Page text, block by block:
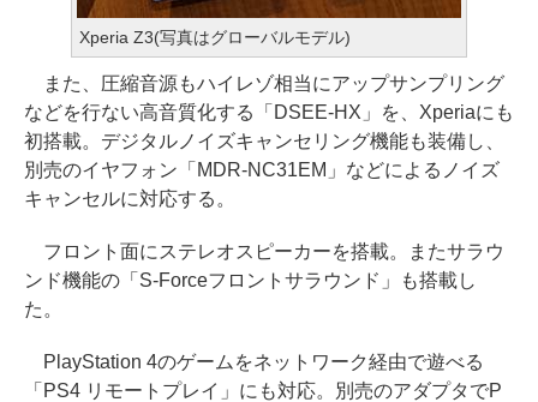
Xperia Z3(写真はグローバルモデル)
また、圧縮音源もハイレゾ相当にアップサンプリング
などを行ない高音質化する「DSEE-HX」を、Xperiaにも
初搭載。デジタルノイズキャンセリング機能も装備し、
別売のイヤフォン「MDR-NC31EM」などによるノイズ
キャンセルに対応する。
フロント面にステレオスピーカーを搭載。またサラウ
ンド機能の「S-Forceフロントサラウンド」も搭載し
た。
PlayStation 4のゲームをネットワーク経由で遊べる
「PS4 リモートプレイ」にも対応。別売のアダプタでP